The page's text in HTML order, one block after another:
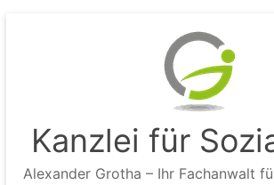
Kanzlei für
Alexander Grotha – Ihr Fachanwalt